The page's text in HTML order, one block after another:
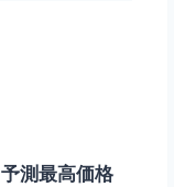
予測最高価格